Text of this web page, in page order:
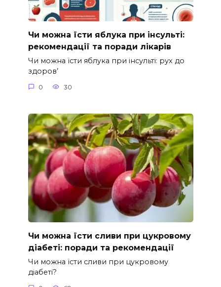
Чи можна їсти яблука при інсульті:
рекомендації та поради лікарів
Чи можна їсти яблука при інсульті: рух до
здоров’
0 30
Чи можна їсти сливи при цукровому
діабеті: поради та рекомендації
Чи можна їсти сливи при цукровому
діабеті?